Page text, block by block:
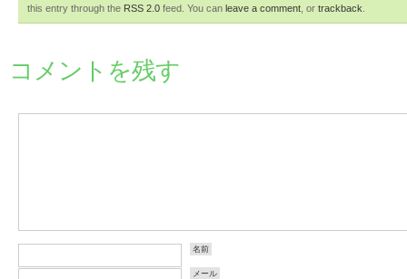
this entry through the RSS 2.0 feed. You can leave a comment , or trackback
コメントを残す
名前
メール